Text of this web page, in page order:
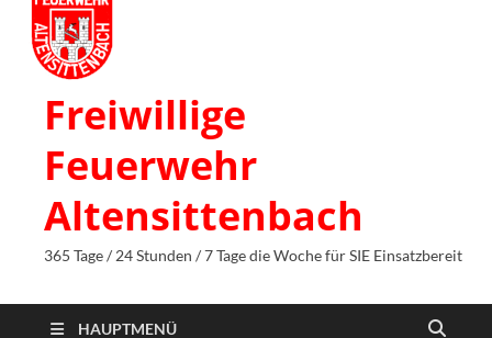
Freiwillige
Feuerwehr
Altensittenbach
365 Tage / 24 Stunden / 7 Tage die Woche für SIE Einsatzbereit
HAUPTMENÜ